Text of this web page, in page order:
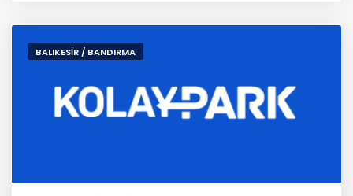
BALIKESİR / BANDIRMA